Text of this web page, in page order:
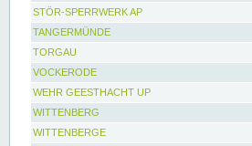
STÖR-SPERRWERK AP
TANGERMÜNDE
TORGAU
VOCKERODE
WEHR GEESTHACHT UP
WITTENBERG
WITTENBERGE